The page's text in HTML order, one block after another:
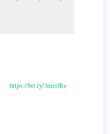
https://bit.ly/3mzifRe